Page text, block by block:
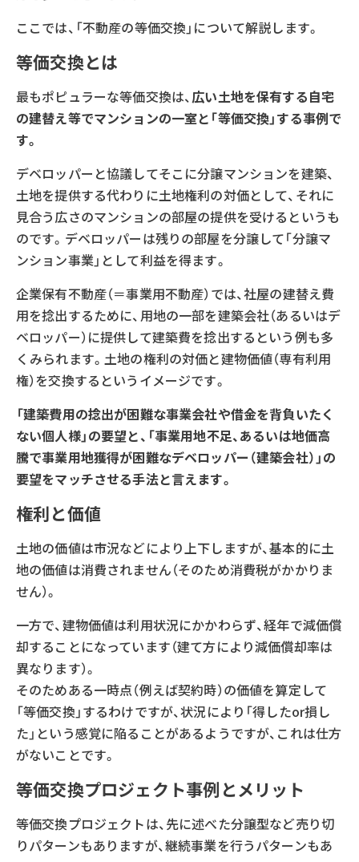
ここでは、「不動産の等価交換」について解説します。
等価交換とは
最もポピュラーな等価交換は、広い土地を保有する自宅
の建替え等でマンションの一室と「等価交換」する事例で
す。
デベロッパーと協議してそこに分譲マンションを建築、
土地を提供する代わりに土地権利の対価として、それに
見合う広さのマンションの部屋の提供を受けるというも
のです。デベロッパーは残りの部屋を分譲して「分譲マ
ンション事業」として利益を得ます。
企業保有不動産（＝事業用不動産）では、社屋の建替え費
用を捻出するために、用地の一部を建築会社（あるいはデ
ベロッパー）に提供して建築費を捻出するという例も多
くみられます。土地の権利の対価と建物価値（専有利用
権）を交換するというイメージです。
「建築費用の捻出が困難な事業会社や借金を背負いたく
ない個人様」の要望と、「事業用地不足、あるいは地価高
騰で事業用地獲得が困難なデベロッパー（建築会社）」の
要望をマッチさせる手法と言えます。
権利と価値
土地の価値は市況などにより上下しますが、基本的に土
地の価値は消費されません（そのため消費税がかかりま
せん）。
一方で、建物価値は利用状況にかかわらず、経年で減価償
却することになっています（建て方により減価償却率は
異なります）。
そのためある一時点（例えば契約時）の価値を算定して
「等価交換」するわけですが、状況により「得したor損し
た」という感覚に陥ることがあるようですが、これは仕方
がないことです。
等価交換プロジェクト事例とメリット
等価交換プロジェクトは、先に述べた分譲型など売り切
りパターンもありますが、継続事業を行うパターンもあ